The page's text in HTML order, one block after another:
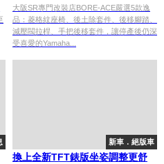
統與革新完美融合
大阪SR專門改裝店BORE-ACE嚴選5款逸
品：菱格紋座椅、後土除套件、後移腳踏、
減壓閥拉桿、手把後移套件，讓停產後仍深
受喜愛的Yamaha...
新車．絕版車
換上全新TFT錶版坐姿調整更舒